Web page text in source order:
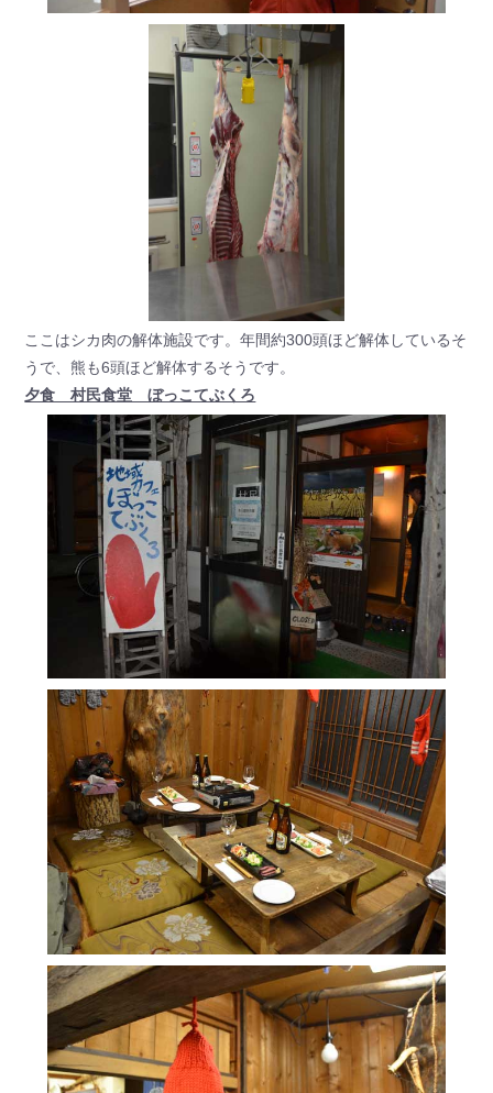
ここはシカ肉の解体施設です。年間約300頭ほど解体しているそ
うで、熊も6頭ほど解体するそうです。
夕食 村民食堂 ぼっこてぶくろ